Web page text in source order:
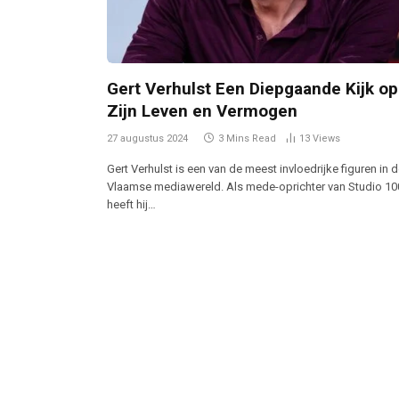
Gert Verhulst Een Diepgaande Kijk op
Zijn Leven en Vermogen
27 augustus 2024 3 Mins Read 13 Views
Gert Verhulst is een van de meest invloedrijke figuren in
Vlaamse mediawereld. Als mede-oprichter van Studio
heeft hij…